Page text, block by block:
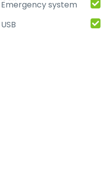
Emergency system
USB